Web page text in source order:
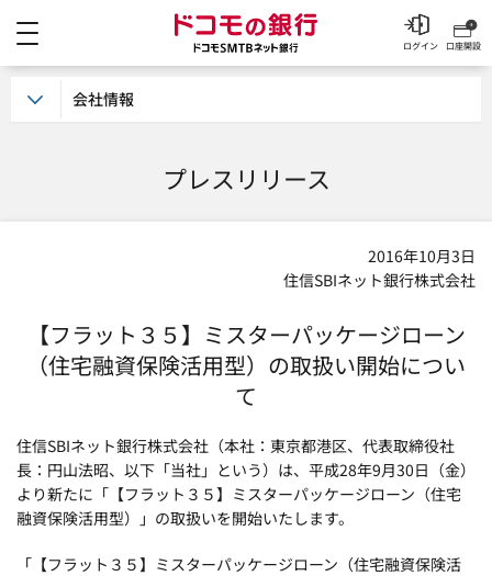
ドコモの銀行 ドコモ
口座開設
ログイン
プレスリリース
2016年10月3日
住信SBIネット銀行株式会社
【フラット３５】ミスターパッケージローン
（住宅融資保険活用型）の取扱い開始につい
て
住信SBIネット銀行株式会社（本社：東京都港区、代表取締役社
長：円山法昭、以下「当社」という）は、平成28年9月30日（金）
より新たに「【フラット３５】ミスターパッケージローン（住宅
融資保険活用型）」の取扱いを開始いたします。
「【フラット３５】ミスターパッケージローン（住宅融資保険活
会社情報